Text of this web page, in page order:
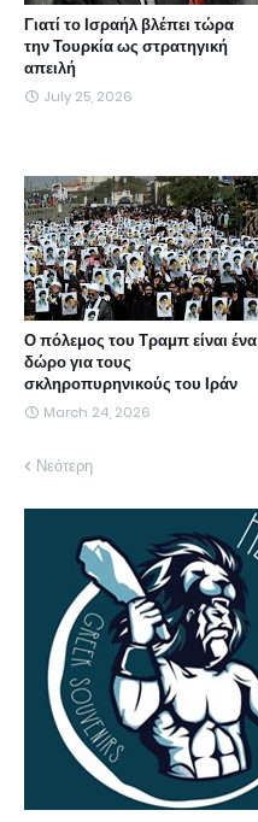
Γιατί το Ισραήλ βλέπει τώρα
την Τουρκία ως στρατηγική
απειλή
July 25, 2026
Ο πόλεμος του Τραμπ είναι ένα
δώρο για τους
σκληροπυρηνικούς του Ιράν
March 24, 2026
Νεότερη